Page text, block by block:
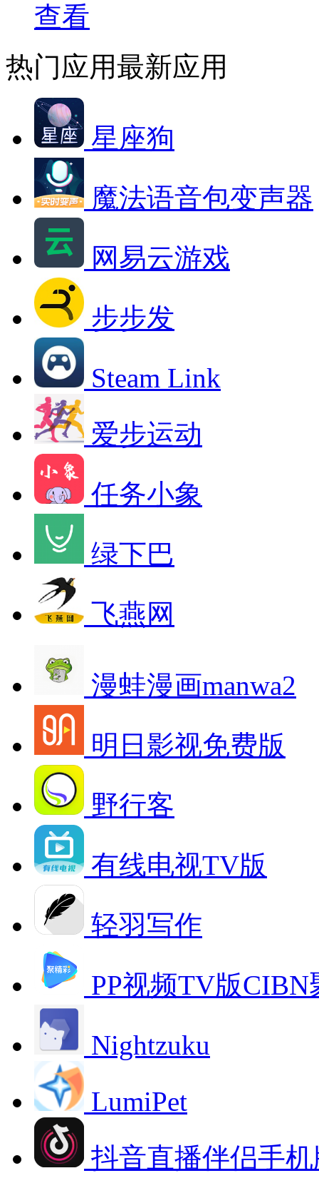
查看
热门应用最新应用
星座狗
魔法语音包变声器
网易云游戏
步步发
Steam Link
爱步运动
任务小象
绿下巴
飞燕网
漫蛙漫画manwa2
明日影视免费版
野行客
有线电视TV版
轻羽写作
PP视频TV版CIBN
Nightzuku
LumiPet
抖音直播伴侣手